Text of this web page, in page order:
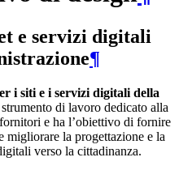
e servizi digitali
¶
i siti e i servizi digitali della
di lavoro dedicato alla
e ha l’obiettivo di fornire
migliorare la progettazione e la
verso la cittadinanza.